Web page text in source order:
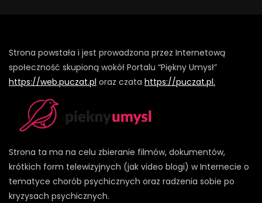
Strona powstała i jest prowadzona przez Internetową
społeczność skupioną wokół Portalu “Piękny Umysł”
https://web.puczat.pl oraz czata https://puczat.pl.
Strona ta ma na celu zbieranie filmów, dokumentów,
krótkich form telewizyjnych (jak video blogi) w Internecie o
tematyce chorób psychicznych oraz radzenia sobie po
kryzysach psychicznych.